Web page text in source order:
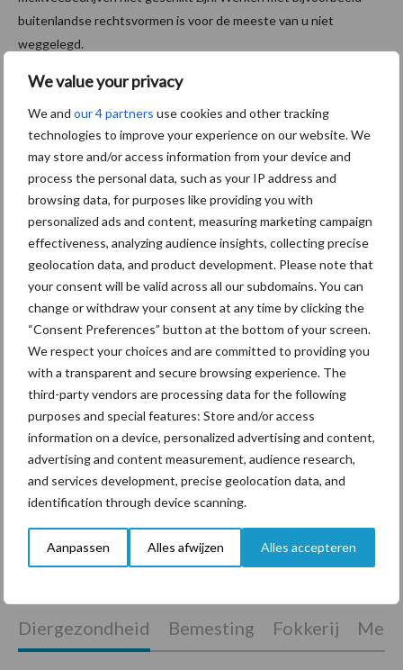
We value your privacy
We and our 4 partners use cookies and other tracking
technologies to improve your experience on our website. We
may store and/or access information from your device and
process the personal data, such as your IP address and
browsing data, for purposes like providing you with
personalized ads and content, measuring marketing campaign
effectiveness, analyzing audience insights, collecting precise
geolocation data, and product development. Please note that
your consent will be valid across all our subdomains. You can
change or withdraw your consent at any time by clicking the
“Consent Preferences” button at the bottom of your screen.
We respect your choices and are committed to providing you
with a transparent and secure browsing experience. The
third-party vendors are processing data for the following
purposes and special features: Store and/or access
information on a device, personalized advertising and content,
advertising and content measurement, audience research,
and services development, precise geolocation data, and
identification through device scanning.
Aanpassen Alles afwijzen Alles accepteren
buitenlandse rechtsvormen is voor de meeste van u niet
weggelegd.
Meer van zulke artikelen lezen? Neem dan nu een abonnement op
Aanbevolen voor jou!
Grondstoffenmarkt blijft
grillig: droogte en
geopolitiek houden handel
in de greep
De speenhuid: een vaak
onderschatte risicofactor
voor mastitis
ForFarmers ziet volume en
marktaandeel groeien in
krimpende Nederlandse
markt
Diergezondheid Bemesting Fokkerij